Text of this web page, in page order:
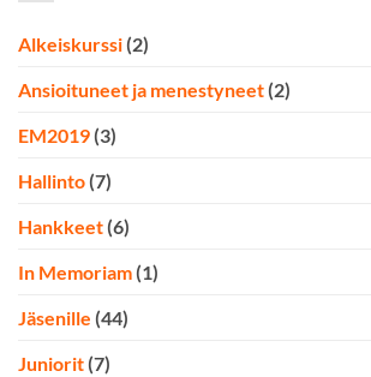
Alkeiskurssi (2)
Ansioituneet ja menestyneet (2)
EM2019 (3)
Hallinto (7)
Hankkeet (6)
In Memoriam (1)
Jäsenille (44)
Juniorit (7)